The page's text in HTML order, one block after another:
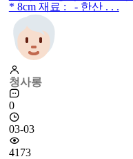
* 8cm 재료 : - 한산 . . .
청사롱
0
03-03
4173